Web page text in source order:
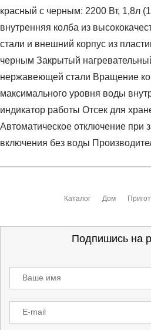
красный с черным: 2200 Вт, 1,8л
внутренняя колба из
стали и внешний корпус из
черным Закрытый
нержавеющей стали Вращение
максимального уровня воды
индикатор работы Отсек для
Автоматическое отключение при
включения без воды
Заказ берется в работу только
Оплата осуществляется на
Инструкция по оплате находится
который высылает менеджер.
Доставка
Каталог Дом
Подпишись на
Ваше имя
E-mail